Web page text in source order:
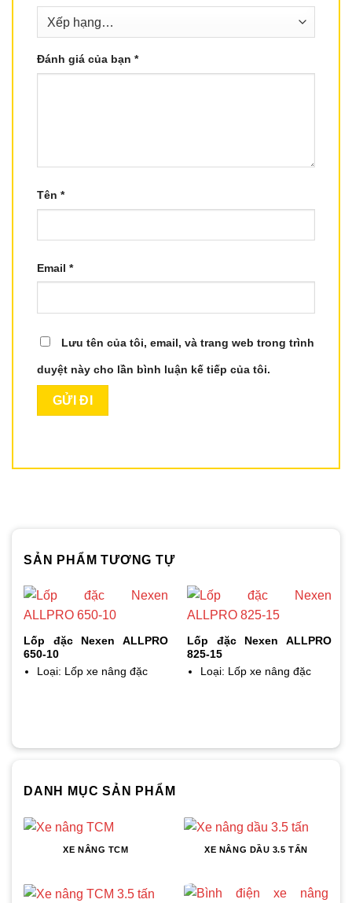
Đánh giá của bạn *
Tên *
Email *
Lưu tên của tôi, email, và trang web trong trình
duyệt này cho lần bình luận kế tiếp của tôi.
SẢN PHẨM TƯƠNG TỰ
Lốp đặc Nexen ALLPRO
650-10
Loại: Lốp xe nâng đặc
Lốp đặc Nexen ALLPRO
825-15
Loại: Lốp xe nâng đặc
DANH MỤC SẢN PHẨM
XE NÂNG TCM XE NÂNG DẦU 3.5 TẤN